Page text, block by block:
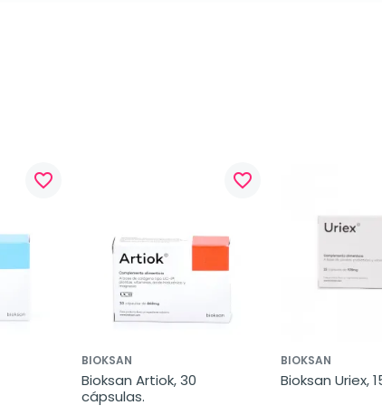
favorite_border favorite_border
BIOKSAN
Bioksan Artiok, 30
cápsulas.
BIOKSAN
Bioksan Uriex,